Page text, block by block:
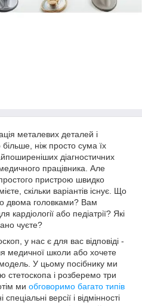
металевих деталей і
ніж просто сума їх
діагностичних
працівника. Але
пристрою швидко
скільки варіантів існує. Що
двома головками? Вам
кардіології або педіатрії? Які
чуєте?
у нас є для вас відповіді -
медичної школи або хочете
У цьому посібнику ми
стетоскопа і розберемо три
ми обговоримо багато типів
версії і відмінності